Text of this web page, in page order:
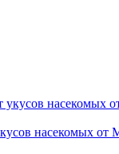
насекомых от